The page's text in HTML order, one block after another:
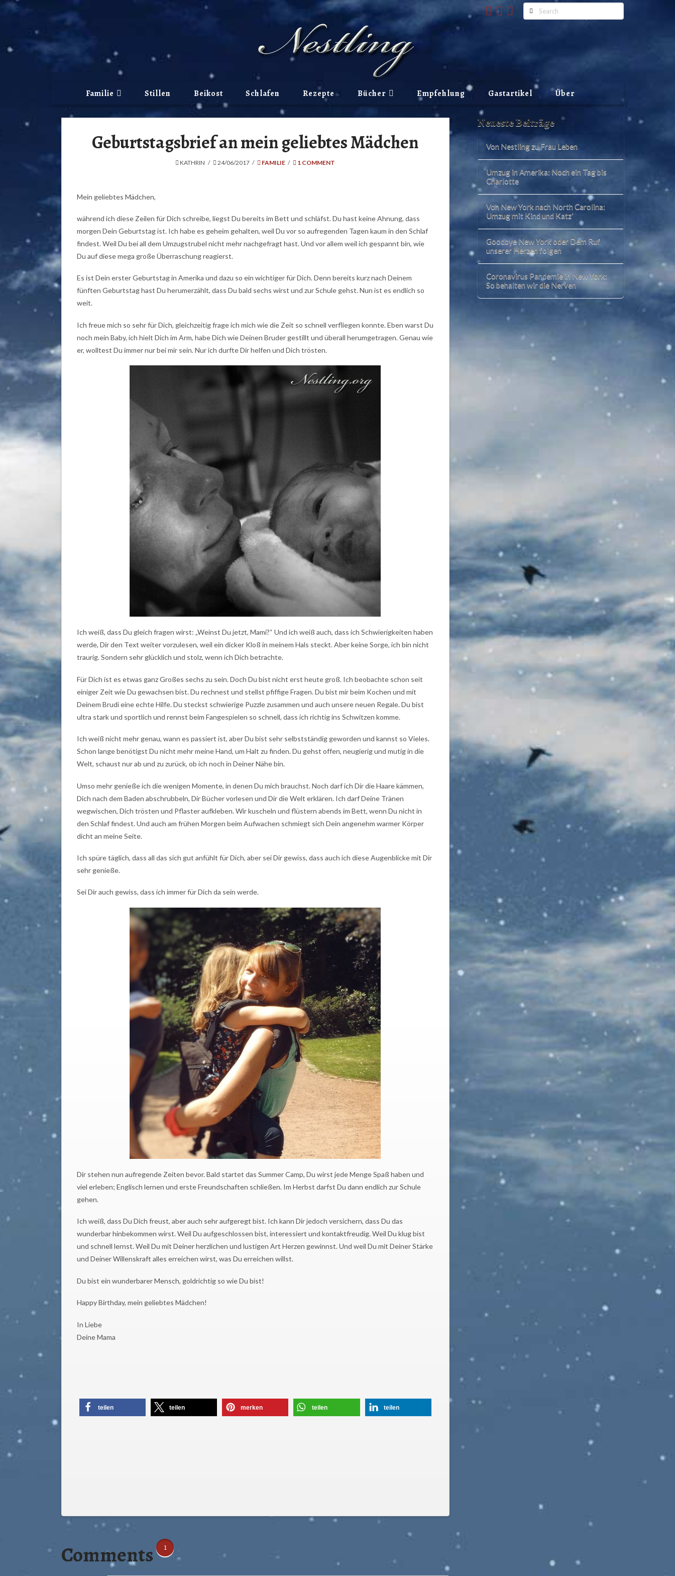
Search
Familie Stillen Beikost Schlafen Rezepte Bücher Empfehlung Gastartikel Über
Geburtstagsbrief an mein geliebtes Mädchen
KATHRIN 24/06/2017 FAMILIE 1 COMMENT
Mein geliebtes Mädchen,
während ich diese Zeilen für Dich schreibe, liegst Du bereits im Bett und schläfst. Du hast keine Ahnung, dass
morgen Dein Geburtstag ist. Ich habe es geheim gehalten, weil Du vor so aufregenden Tagen kaum in den Schlaf
findest. Weil Du bei all dem Umzugstrubel nicht mehr nachgefragt hast. Und vor allem weil ich gespannt bin, wie
Du auf diese mega große Überraschung reagierst.
Es ist Dein erster Geburtstag in Amerika und dazu so ein wichtiger für Dich. Denn bereits kurz nach Deinem
fünften Geburtstag hast Du herumerzählt, dass Du bald sechs wirst und zur Schule gehst. Nun ist es endlich so
weit.
Ich freue mich so sehr für Dich, gleichzeitig frage ich mich wie die Zeit so schnell verfliegen konnte. Eben warst Du
noch mein Baby, ich hielt Dich im Arm, habe Dich wie Deinen Bruder gestillt und überall herumgetragen. Genau wie
er, wolltest Du immer nur bei mir sein. Nur ich durfte Dir helfen und Dich trösten.
Ich weiß, dass Du gleich fragen wirst: „Weinst Du jetzt, Mami?“ Und ich weiß auch, dass ich Schwierigkeiten haben
werde, Dir den Text weiter vorzulesen, weil ein dicker Kloß in meinem Hals steckt. Aber keine Sorge, ich bin nicht
traurig. Sondern sehr glücklich und stolz, wenn ich Dich betrachte.
Für Dich ist es etwas ganz Großes sechs zu sein. Doch Du bist nicht erst heute groß. Ich beobachte schon seit
einiger Zeit wie Du gewachsen bist. Du rechnest und stellst pfiffige Fragen. Du bist mir beim Kochen und mit
Deinem Brudi eine echte Hilfe. Du steckst schwierige Puzzle zusammen und auch unsere neuen Regale. Du bist
ultra stark und sportlich und rennst beim Fangespielen so schnell, dass ich richtig ins Schwitzen komme.
Ich weiß nicht mehr genau, wann es passiert ist, aber Du bist sehr selbstständig geworden und kannst so Vieles.
Schon lange benötigst Du nicht mehr meine Hand, um Halt zu finden. Du gehst offen, neugierig und mutig in die
Welt, schaust nur ab und zu zurück, ob ich noch in Deiner Nähe bin.
Umso mehr genieße ich die wenigen Momente, in denen Du mich brauchst. Noch darf ich Dir die Haare kämmen,
Dich nach dem Baden abschrubbeln, Dir Bücher vorlesen und Dir die Welt erklären. Ich darf Deine Tränen
wegwischen, Dich trösten und Pflaster aufkleben. Wir kuscheln und flüstern abends im Bett, wenn Du nicht in
den Schlaf findest. Und auch am frühen Morgen beim Aufwachen schmiegt sich Dein angenehm warmer Körper
dicht an meine Seite.
Ich spüre täglich, dass all das sich gut anfühlt für Dich, aber sei Dir gewiss, dass auch ich diese Augenblicke mit Dir
sehr genieße.
Sei Dir auch gewiss, dass ich immer für Dich da sein werde.
Dir stehen nun aufregende Zeiten bevor. Bald startet das Summer Camp, Du wirst jede Menge Spaß haben und
viel erleben; Englisch lernen und erste Freundschaften schließen. Im Herbst darfst Du dann endlich zur Schule
gehen.
Ich weiß, dass Du Dich freust, aber auch sehr aufgeregt bist. Ich kann Dir jedoch versichern, dass Du das
wunderbar hinbekommen wirst. Weil Du aufgeschlossen bist, interessiert und kontaktfreudig. Weil Du klug bist
und schnell lernst. Weil Du mit Deiner herzlichen und lustigen Art Herzen gewinnst. Und weil Du mit Deiner Stärke
und Deiner Willenskraft alles erreichen wirst, was Du erreichen willst.
Du bist ein wunderbarer Mensch, goldrichtig so wie Du bist!
Happy Birthday, mein geliebtes Mädchen!
In Liebe
Deine Mama
teilen teilen merken teilen teilen
Comments 1
Neueste Beiträge
Von Nestling zu Frau Leben
Umzug in Amerika: Noch ein Tag bis
Charlotte
Von New York nach North Carolina:
Umzug mit Kind und Katz’
Goodbye New York oder Dem Ruf
unserer Herzen folgen
Coronavirus Pandemie in New York:
So behalten wir die Nerven